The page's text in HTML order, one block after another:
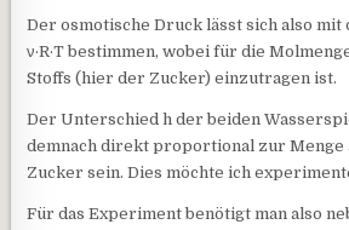
Der osmotische Druck lässt sich also mit
ν·R·T bestimmen, wobei für die
Stoffs (hier der Zucker) einzutragen ist.
Der Unterschied h der beiden
demnach direkt proportional zur Menge
Zucker sein. Dies möchte ich
Für das Experiment benötigt man also